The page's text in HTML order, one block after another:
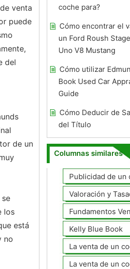
venta
puede
del
de un
los
está
no
coche para?
Cómo encontrar el
un Ford Roush
Uno V8 Mustang
Cómo utilizar
Book Used Car
Guide
Cómo Deducir de
del Título
Columnas similares
Publicidad de un
Valoración y
Fundamentos
Kelly Blue Book
La venta de un
La venta de un